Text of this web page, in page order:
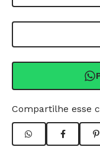
Compartilhe esse